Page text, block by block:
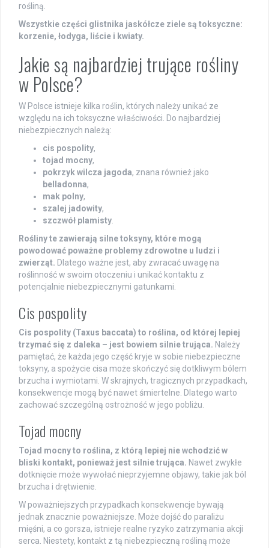
rośliną.
Wszystkie części glistnika jaskółcze ziele są toksyczne:
korzenie, łodyga, liście i kwiaty.
Jakie są najbardziej trujące rośliny
w Polsce?
W Polsce istnieje kilka roślin, których należy unikać ze
względu na ich toksyczne właściwości. Do najbardziej
niebezpiecznych należą:
cis pospolity,
tojad mocny,
pokrzyk wilcza jagoda, znana również jako
belladonna,
mak polny,
szalej jadowity,
szczwół plamisty.
Rośliny te zawierają silne toksyny, które mogą
powodować poważne problemy zdrowotne u ludzi i
zwierząt. Dlatego ważne jest, aby zwracać uwagę na
roślinność w swoim otoczeniu i unikać kontaktu z
potencjalnie niebezpiecznymi gatunkami.
Cis pospolity
Cis pospolity (Taxus baccata) to roślina, od której lepiej
trzymać się z daleka – jest bowiem silnie trująca. Należy
pamiętać, że każda jego część kryje w sobie niebezpieczne
toksyny, a spożycie cisa może skończyć się dotkliwym bólem
brzucha i wymiotami. W skrajnych, tragicznych przypadkach,
konsekwencje mogą być nawet śmiertelne. Dlatego warto
zachować szczególną ostrożność w jego pobliżu.
Tojad mocny
Tojad mocny to roślina, z którą lepiej nie wchodzić w
bliski kontakt, ponieważ jest silnie trująca. Nawet zwykłe
dotknięcie może wywołać nieprzyjemne objawy, takie jak ból
brzucha i drętwienie.
W poważniejszych przypadkach konsekwencje bywają
jednak znacznie poważniejsze. Może dojść do paraliżu
mięśni, a co gorsza, istnieje realne ryzyko zatrzymania akcji
serca. Niestety, kontakt z tą niebezpieczną rośliną może